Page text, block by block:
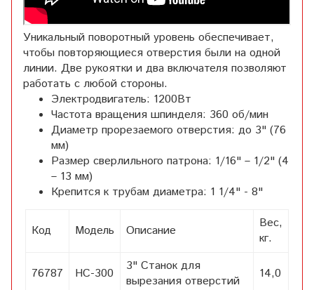
Уникальный поворотный уровень обеспечивает,
чтобы повторяющиеся отверстия были на одной
линии. Две рукоятки и два включателя позволяют
работать с любой стороны.
Электродвигатель: 1200Вт
Частота вращения шпинделя: 360 об/мин
Диаметр прорезаемого отверстия: до 3" (76
мм)
Размер сверлильного патрона: 1/16" – 1/2" (4
– 13 мм)
Крепится к трубам диаметра: 1 1/4" - 8"
Код Модель Описание
Вес,
кг.
76787 HC-300
3" Станок для
вырезания отверстий
14,0